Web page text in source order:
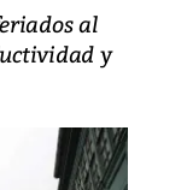
al
y